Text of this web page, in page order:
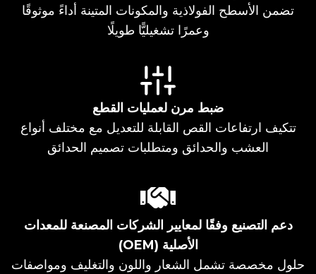
تضمن الأسطح الفولاذية والمكونات المتينة أداءً موثوقًا
وعمرًا تشغيليًّا طويلًا
ضبط مرن لعمليات القطع
تتكيف ارتفاعات القص القابلة للتعديل مع مختلف أنواع
العشب والحدائق ومتطلبات تصميم الحدائق
دعم التصنيع وفقًا لمعايير الشركات المصنعة للمعدات
الأصلية (OEM)
حلول مخصصة تشمل الشعار واللون والتغليف ومواصفات